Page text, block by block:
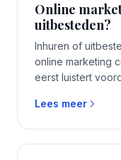
Online
uitbesteden?
Inhuren of
online marketing
eerst luistert
Lees meer